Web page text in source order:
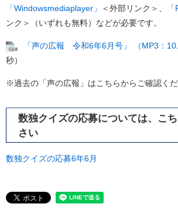
「Windowsmediaplayer」
＜外部リンク＞ 、
ンク＞
（いずれも無料）などが必要です。
「声の広報 令和6年6月号」 （MP3：
秒）
※過去の「声の広報」はこちらからご確認くだ
数独クイズの応募については、こ
さい
数独クイズの応募6年6月